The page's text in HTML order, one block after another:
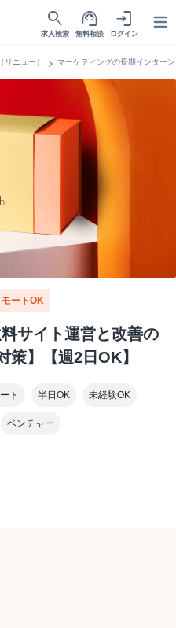
search
求人検索
support_agent
無料相談
login
ログイン
ニュー） chevron_right マーケティングの長期インター
モートOK
サイト運営と改善の
策】【週2日OK】
ト 半日OK 未経験OK
ベンチャー